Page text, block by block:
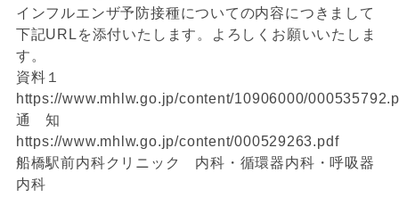
インフルエンザ予防接種についての内容につきまして
下記URLを添付いたします。よろしくお願いいたしま
す。
資料１
https://www.mhlw.go.jp/content/10906000/
通 知
https://www.mhlw.go.jp/content/000529263.pdf
船橋駅前内科クリニック 内科・循環器内科・呼吸器
内科